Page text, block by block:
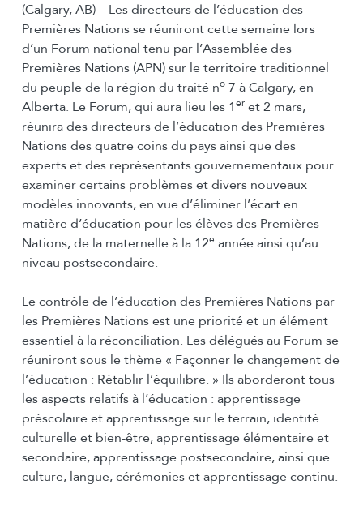
(Calgary, AB) – Les directeurs de l’éducation des
Premières Nations se réuniront cette semaine lors
d’un Forum national tenu par l’Assemblée des
Premières Nations (APN) sur le territoire traditionnel
du peuple de la région du traité no7 à Calgary, en
Alberta. Le Forum, qui aura lieu les 1eret 2 mars,
réunira des directeurs de l’éducation des Premières
Nations des quatre coins du pays ainsi que des
experts et des représentants gouvernementaux pour
examiner certains problèmes et divers nouveaux
modèles innovants, en vue d’éliminer l’écart en
matière d’éducation pour les élèves des Premières
Nations, de la maternelle à la 12e année ainsi qu’au
niveau postsecondaire.
Le contrôle de l’éducation des Premières Nations par
les Premières Nations est une priorité et un élément
essentiel à la réconciliation. Les délégués au Forum se
réuniront sous le thème « Façonner le changement de
l’éducation : Rétablir l’équilibre. » Ils aborderont tous
les aspects relatifs à l’éducation : apprentissage
préscolaire et apprentissage sur le terrain, identité
culturelle et bien-être, apprentissage élémentaire et
secondaire, apprentissage postsecondaire, ainsi que
culture, langue, cérémonies et apprentissage continu.